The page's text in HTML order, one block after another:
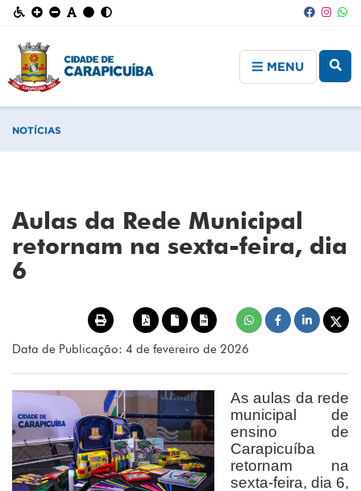
MENU
NOTÍCIAS
Aulas da Rede Municipal
retornam na sexta-feira, dia
6
Data de Publicação: 4 de fevereiro de 2026
As aulas da rede
municipal de
ensino de
Carapicuíba
retornam na
sexta-feira, dia 6,